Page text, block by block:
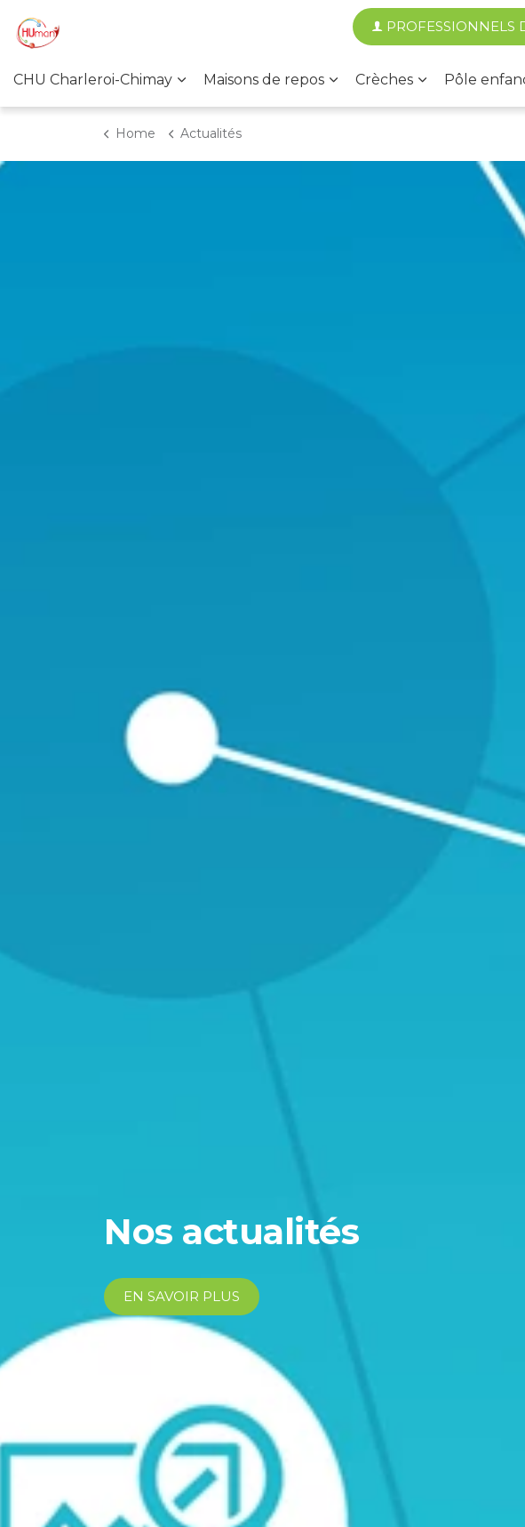
CHU Charleroi-Chimay Maisons de repos Crèches Pôle
PROFESSIONNELS
Home Actualités
Nos actualités
EN SAVOIR PLUS